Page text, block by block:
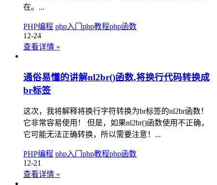
在。...
PHP编程 php入门 php教程php函数
12-24
查看详情 »
通俗易懂的讲解nl2br()函数,将换行代码转换成
br标签
这次，我将解释将换行字符转换为br标签的nl2br函数！
它非常容易使用！ 但是，如果nl2br()函数使用不正确，
它可能无法正确转换，所以需要注意！...
PHP编程 php入门 php教程php函数
12-21
查看详情 »